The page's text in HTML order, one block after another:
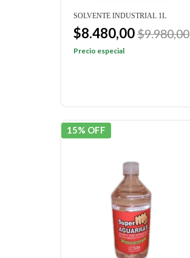
SOLVENTE INDUSTRIAL 1L
$8.480,00$9.980,00
Precio especial
15% OFF